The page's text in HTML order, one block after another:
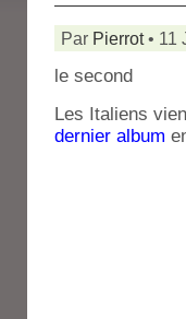
Par Pierrot• 11
le second
Les Italiens
dernier album